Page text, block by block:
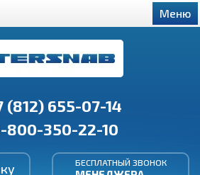
(812) 655-07-14
800-350-22-10
БЕСПЛАТНЫЙ ЗВОНОК
Меню